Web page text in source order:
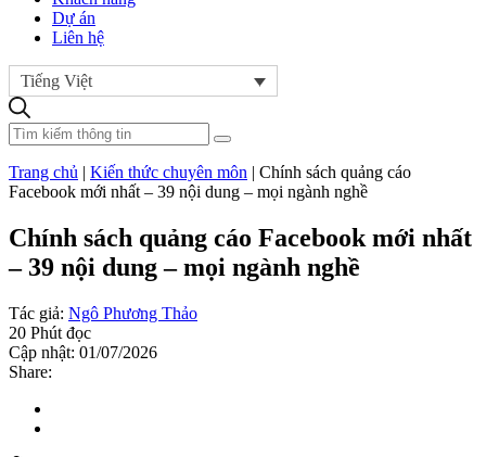
Dự án
Liên hệ
Tiếng Việt
Trang chủ | Kiến thức chuyên môn | Chính sách quảng cáo
Facebook mới nhất – 39 nội dung – mọi ngành nghề
Chính sách quảng cáo Facebook mới nhất
– 39 nội dung – mọi ngành nghề
Tác giả: Ngô Phương Thảo
20 Phút đọc
Cập nhật: 01/07/2026
Share: